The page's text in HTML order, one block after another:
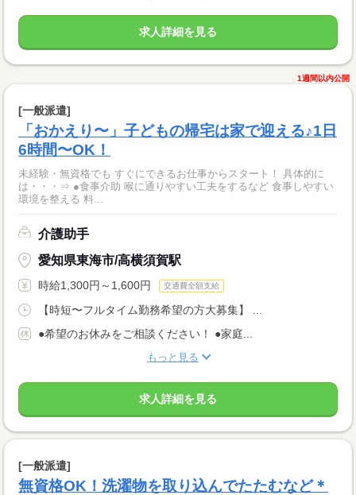
求人詳細を見る
1週間以内公開
[一般派遣]
「おかえり〜」子どもの帰宅は家で迎える♪1日
6時間〜OK！
未経験・無資格でも すぐにできるお仕事からスタート！ 具体的に
は・・・⇒ ●食事介助 喉に通りやすい工夫をするなど 食事しやすい
環境を整える 料...
介護助手
愛知県東海市/高横須賀駅
時給1,300円～1,600円 交通費全額支給
【時短〜フルタイム勤務希望の方大募集】 ...
●希望のお休みをご相談ください！ ●家庭...
もっと見る
求人詳細を見る
[一般派遣]
無資格OK！洗濯物を取り込んでたたむなど＊